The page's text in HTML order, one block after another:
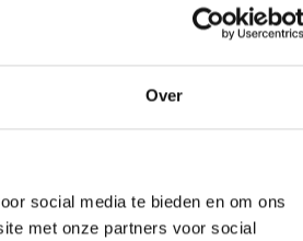
Over
social media te bieden en om ons
met onze partners voor social